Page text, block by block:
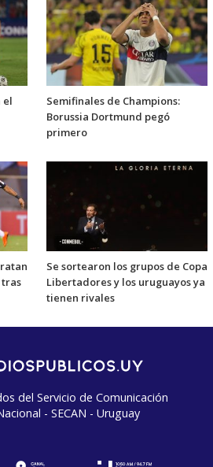
el
Semifinales de Champions:
Borussia Dortmund pegó
primero
Se sortearon los grupos de Copa
Libertadores y los uruguayos ya
tienen rivales
del Servicio de Comunicación
- SECAN - Uruguay